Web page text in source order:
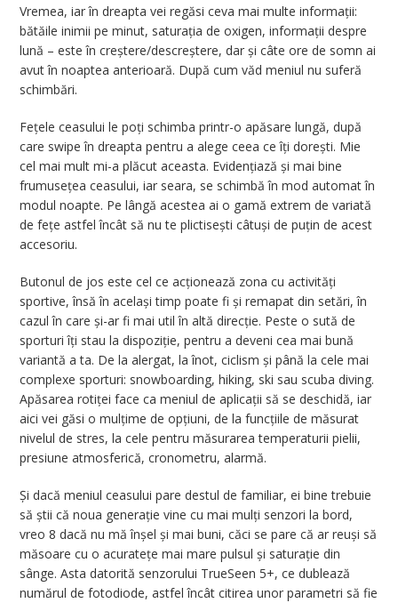
Vremea, iar în dreapta vei regăsi ceva mai multe informații:
bătăile inimii pe minut, saturația de oxigen, informații despre
lună – este în creștere/descreștere, dar și câte ore de somn ai
avut în noaptea anterioară. După cum văd meniul nu suferă
schimbări.
Fețele ceasului le poți schimba printr-o apăsare lungă, după
care swipe în dreapta pentru a alege ceea ce îți dorești. Mie
cel mai mult mi-a plăcut aceasta. Evidențiază și mai bine
frumusețea ceasului, iar seara, se schimbă în mod automat în
modul noapte. Pe lângă acestea ai o gamă extrem de variată
de fețe astfel încât să nu te plictisești câtuși de puțin de acest
accesoriu.
Butonul de jos este cel ce acționează zona cu activități
sportive, însă în același timp poate fi și remapat din setări, în
cazul în care și-ar fi mai util în altă direcție. Peste o sută de
sporturi îți stau la dispoziție, pentru a deveni cea mai bună
variantă a ta. De la alergat, la înot, ciclism și până la cele mai
complexe sporturi: snowboarding, hiking, ski sau scuba diving.
Apăsarea rotiței face ca meniul de aplicații să se deschidă, iar
aici vei găsi o mulțime de opțiuni, de la funcțiile de măsurat
nivelul de stres, la cele pentru măsurarea temperaturii pielii,
presiune atmosferică, cronometru, alarmă.
Și dacă meniul ceasului pare destul de familiar, ei bine trebuie
să știi că noua generație vine cu mai mulți senzori la bord,
vreo 8 dacă nu mă înșel și mai buni, căci se pare că ar reuși să
măsoare cu o acuratețe mai mare pulsul și saturație din
sânge. Asta datorită senzorului TrueSeen 5+, ce dublează
numărul de fotodiode, astfel încât citirea unor parametri să fie